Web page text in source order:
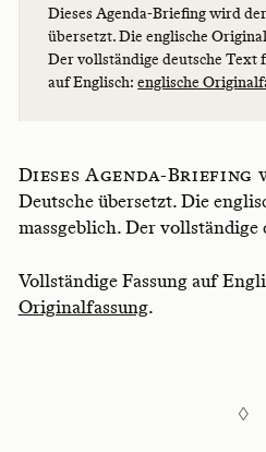
Dieses Agenda-Briefing wird
übersetzt. Die englische
Der vollständige deutsche Text
auf Englisch:englische
Dieses Agenda-
Deutsche übersetzt. Die
massgeblich. Der
Vollständige Fassung auf
Originalfassung.
◊